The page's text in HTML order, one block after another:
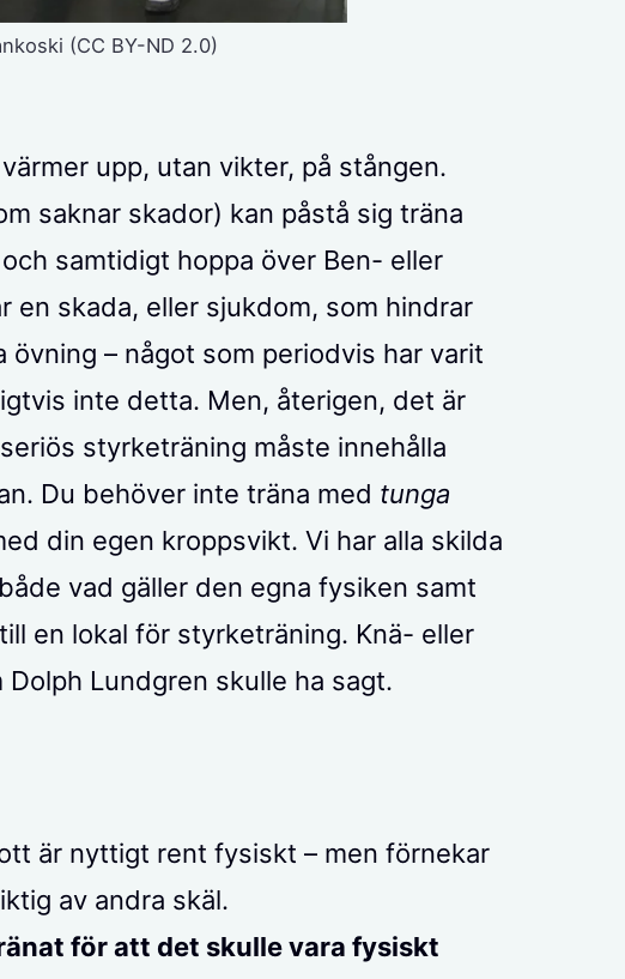
(CC BY-ND 2.0)
upp, utan vikter, på stången.
saknar skador) kan påstå sig träna
samtidigt hoppa över Ben- eller
en skada, eller sjukdom, som hindrar
övning – något som periodvis har varit
inte detta. Men, återigen, det är
styrketräning måste innehålla
Du behöver inte träna med tunga
din egen kroppsvikt. Vi har alla skilda
vad gäller den egna fysiken samt
en lokal för styrketräning. Knä- eller
Dolph Lundgren skulle ha sagt.
är nyttigt rent fysiskt – men förnekar
av andra skäl.
för att det skulle vara fysiskt